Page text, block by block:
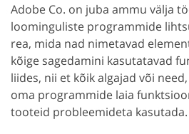
Adobe Co. on juba ammu välja
loominguliste programmide
rea, mida nad nimetavad
kõige sagedamini kasutatavad
liides, nii et kõik algajad või
oma programmide laia
tooteid probleemideta kasutada.